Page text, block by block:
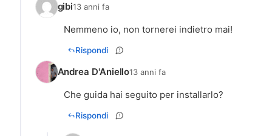
gibi13 anni fa
Nemmeno io, non tornerei indietro mai!
Rispondi
Andrea D'Aniello13 anni fa
Che guida hai seguito per installarlo?
Rispondi